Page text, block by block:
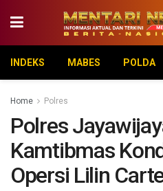
INDEKS MABES POLDA
Home Polres
Polres
Kamtibmas
Opersi Lilin